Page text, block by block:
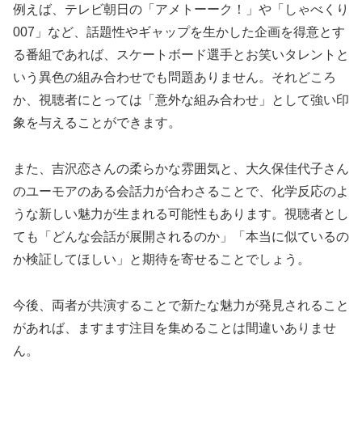
例えば、テレビ朝日の「アメトーーク！」や「しゃべくり
007」など、話題性やギャップを生かした企画を得意とす
る番組であれば、スケートボード選手とお笑いタレントと
いう異色の組み合わせでも問題ありません。それどころ
か、視聴者にとっては「意外な組み合わせ」として強い印
象を与えることができます。
また、吉沢恋さんの柔らかな雰囲気と、大久保佳代子さん
のユーモアのある会話力が合わさることで、化学反応のよ
うな新しい魅力が生まれる可能性もあります。視聴者とし
ても「どんな会話が展開されるのか」「本当に似ているの
か検証してほしい」と期待を寄せることでしょう。
今後、両者が共演することで新たな魅力が発見されること
があれば、ますます注目を集めることは間違いありませ
ん。